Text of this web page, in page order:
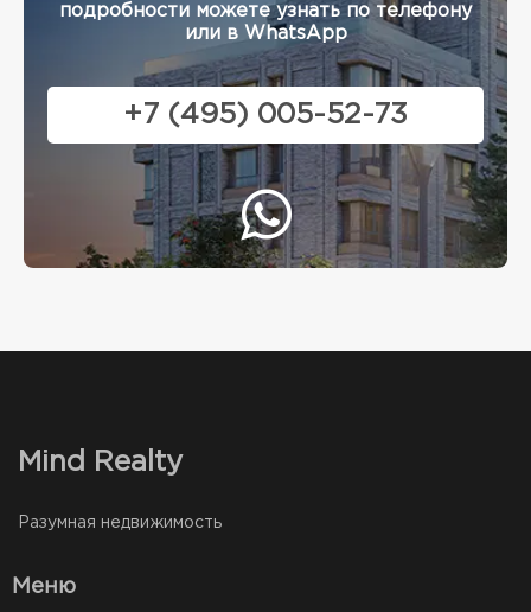
подробности можете узнать по телефону
или в WhatsApp
+7 (495) 005-52-73
Mind Realty
Разумная недвижимость
Меню